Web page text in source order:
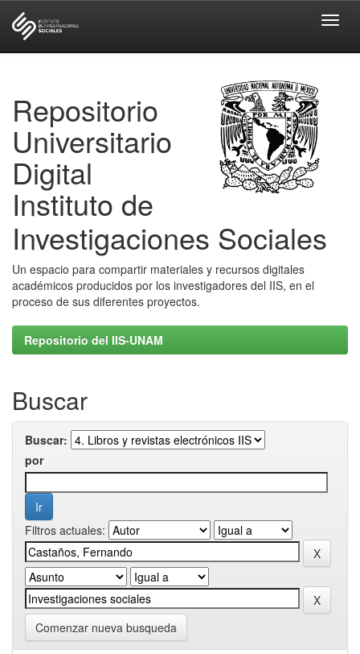
Repositorio
Universitario
Digital
Instituto de
Investigaciones Sociales
Un espacio para compartir materiales y recursos digitales
académicos producidos por los investigadores del IIS, en el
proceso de sus diferentes proyectos.
Repositorio del IIS-UNAM
Buscar
Buscar:
por
Filtros actuales:
Comenzar nueva busqueda